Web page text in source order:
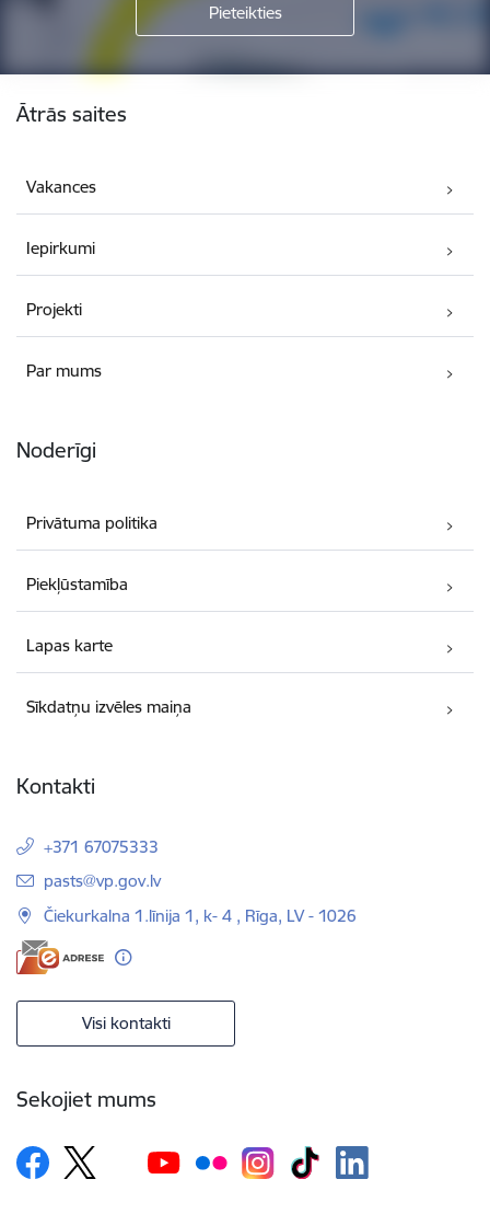
Ātrās saites
Vakances
Iepirkumi
Projekti
Par mums
Noderīgi
Privātuma politika
Piekļūstamība
Lapas karte
Sīkdatņu izvēles maiņa
Kontakti
+371 67075333
E-pasts:
pasts@vp.gov.lv
Čiekurkalna 1.līnija 1, k- 4 , Rīga, LV - 1026
Visi kontakti
Sekojiet mums